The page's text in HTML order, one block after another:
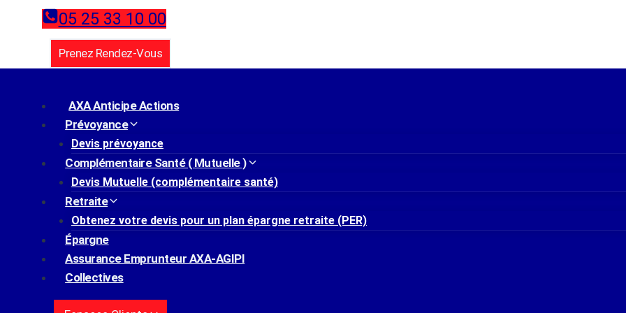
05 25 33 10 00
Prenez Rendez-Vous
AXA Anticipe Actions
Prévoyance
Devis prévoyance
Complémentaire Santé ( Mutuelle )
Devis Mutuelle (complémentaire santé)
Retraite
Obtenez votre devis pour un plan épargne retraite (PER)
Épargne
Assurance Emprunteur AXA-AGIPI
Collectives
Actualités
Les Insuffisances Du Régime Obligatoire Pour
Commerçants
Protection limitée à 40%
Risque financier pour votre entreprise